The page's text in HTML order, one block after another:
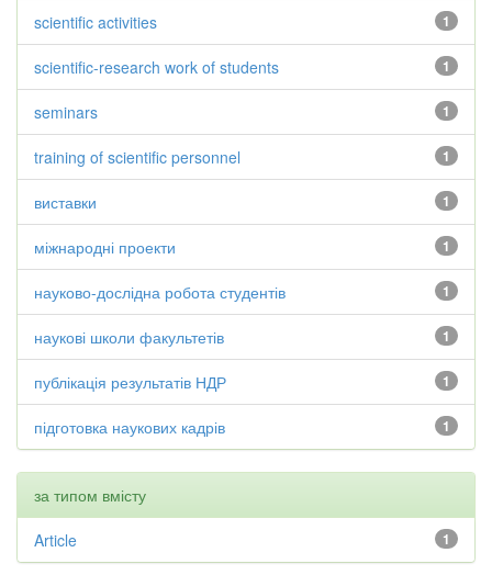
1
scientific activities
1
scientific-research work of students
1
seminars
1
training of scientific personnel
1
виставки
1
міжнародні проекти
1
науково-дослідна робота студентів
1
наукові школи факультетів
1
публікація результатів НДР
1
підготовка наукових кадрів
за типом вмісту
1
Article